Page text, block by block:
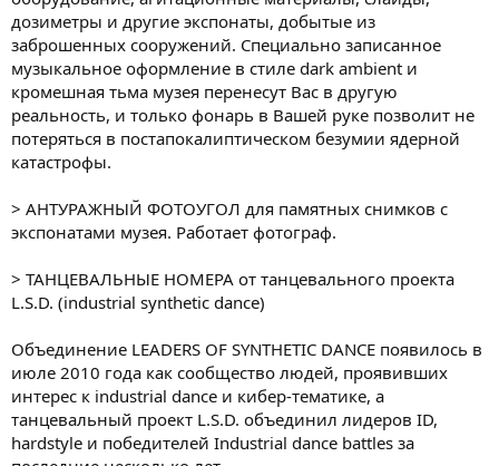
дозиметры и другие экспонаты, добытые из
заброшенных сооружений. Специально записанное
музыкальное оформление в стиле dark ambient и
кромешная тьма музея перенесут Вас в другую
реальность, и только фонарь в Вашей руке позволит не
потеряться в постапокалиптическом безумии ядерной
катастрофы.
> АНТУРАЖНЫЙ ФОТОУГОЛ для памятных снимков с
экспонатами музея. Работает фотограф.
> ТАНЦЕВАЛЬНЫЕ НОМЕРА от танцевального проекта
L.S.D. (industrial synthetic dance)
Объединение LEADERS OF SYNTHETIC DANCE появилось в
июле 2010 года как сообщество людей, проявивших
интерес к industrial dance и кибер-тематике, а
танцевальный проект L.S.D. объединил лидеров ID,
hardstyle и победителей Industrial dance battles за